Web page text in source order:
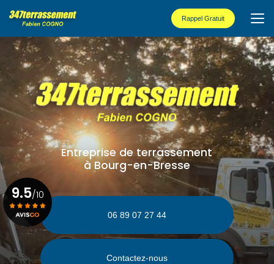
au
contenu
principal
Rappel Gratuit
Entreprise de terrassement
à Bourg-en-Bresse
06 89 07 27 44
Contactez-nous
9.5/10
Voir le certificat